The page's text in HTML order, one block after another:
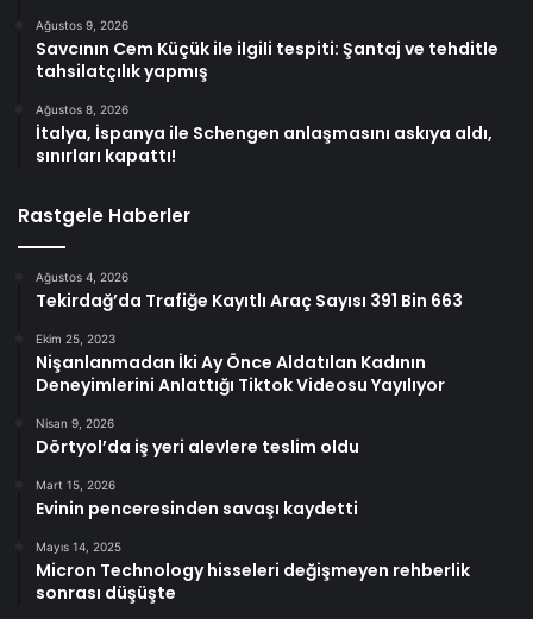
Ağustos 9, 2026
Savcının Cem Küçük ile ilgili tespiti: Şantaj ve tehditle
tahsilatçılık yapmış
Ağustos 8, 2026
İtalya, İspanya ile Schengen anlaşmasını askıya aldı,
sınırları kapattı!
Rastgele Haberler
Ağustos 4, 2026
Tekirdağ’da Trafiğe Kayıtlı Araç Sayısı 391 Bin 663
Ekim 25, 2023
Nişanlanmadan İki Ay Önce Aldatılan Kadının
Deneyimlerini Anlattığı Tiktok Videosu Yayılıyor
Nisan 9, 2026
Dörtyol’da iş yeri alevlere teslim oldu
Mart 15, 2026
Evinin penceresinden savaşı kaydetti
Mayıs 14, 2025
Micron Technology hisseleri değişmeyen rehberlik
sonrası düşüşte